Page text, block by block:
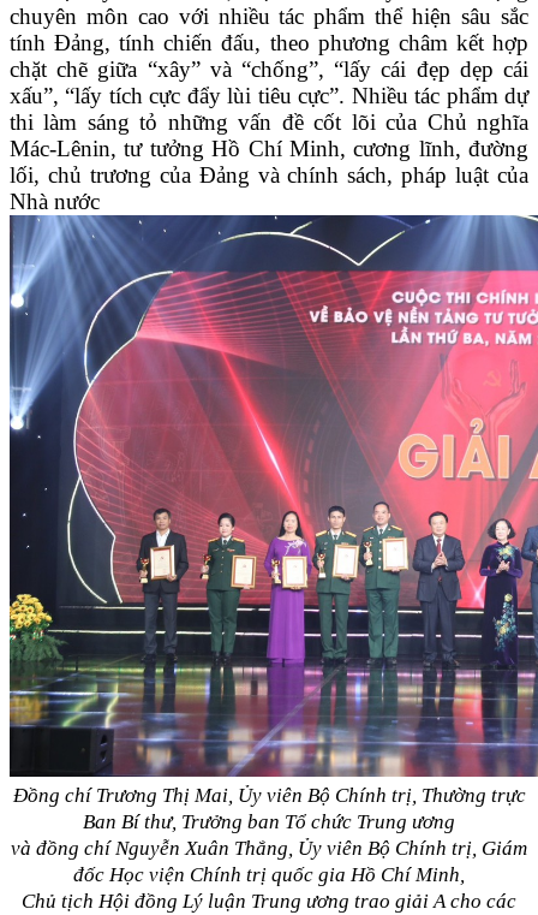
chuyên môn cao với nhiều tác phẩm thể hiện sâu sắc
tính Đảng, tính chiến đấu, theo phương châm kết hợp
chặt chẽ giữa “xây” và “chống”, “lấy cái đẹp dẹp cái
xấu”, “lấy tích cực đẩy lùi tiêu cực”. Nhiều tác phẩm dự
thi làm sáng tỏ những vấn đề cốt lõi của Chủ nghĩa
Mác-Lênin, tư tưởng Hồ Chí Minh, cương lĩnh, đường
lối, chủ trương của Đảng và chính sách, pháp luật của
Nhà nước
Đồng chí Trương Thị Mai, Ủy viên Bộ Chính trị, Thường trực
Ban Bí thư, Trưởng ban Tổ chức Trung ương
và đồng chí Nguyễn Xuân Thắng, Ủy viên Bộ Chính trị, Giám
đốc Học viện Chính trị quốc gia Hồ Chí Minh,
Chủ tịch Hội đồng Lý luận Trung ương trao giải A cho các